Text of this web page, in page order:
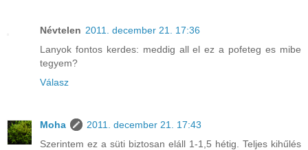
Névtelen 2011. december 21. 17:36
Lanyok fontos kerdes: meddig all el ez a pofeteg es mibe
tegyem?
Válasz
Moha
2011. december 21. 17:43
Szerintem ez a süti biztosan eláll 1-1,5 hétig. Teljes kihűlés